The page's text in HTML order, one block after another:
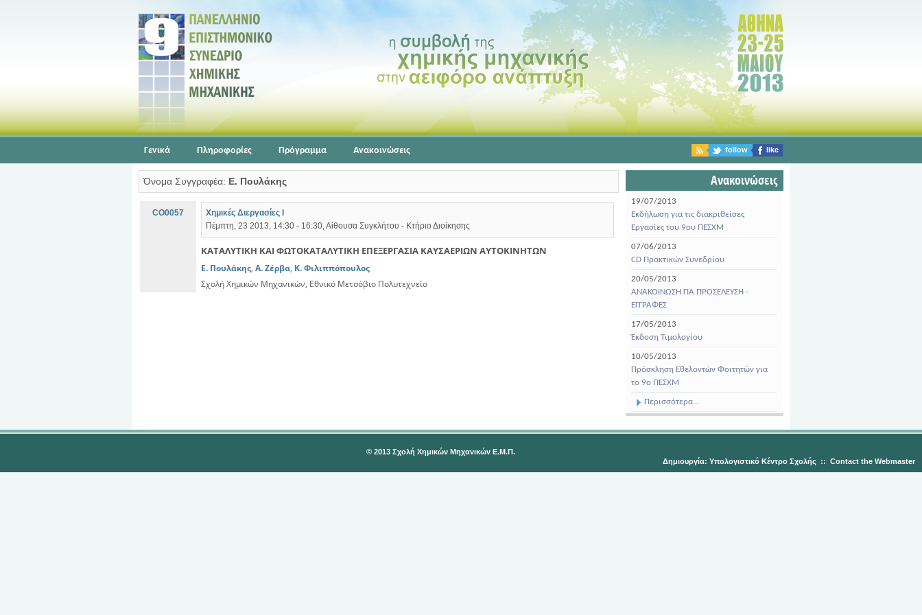
Γενικά Πληροφορίες Πρόγραμμα Ανακοινώσεις follow like
Όνομα Συγγραφέα: Ε. Πουλάκης
CO0057
Χημικές Διεργασίες Ι
Πέμπτη, 23 2013, 14:30 - 16:30, Αίθουσα Συγκλήτου - Κτήριο Διοίκησης
ΚΑΤΑΛΥΤΙΚΗ ΚΑΙ ΦΩΤΟΚΑΤΑΛΥΤΙΚΗ ΕΠΕΞΕΡΓΑΣΙΑ ΚΑΥΣΑΕΡΙΩΝ ΑΥΤΟΚΙΝΗΤΩΝ
Ε. Πουλάκης, Α. Ζέρβα, Κ. Φιλιππόπουλος
Σχολή Χημικών Μηχανικών, Εθνικό Μετσόβιο Πολυτεχνείο
Ανακοινώσεις
19/07/2013
Εκδήλωση για τις διακριθείσες
Εργασίες του 9ου ΠΕΣΧΜ
07/06/2013
CD Πρακτικών Συνεδρίου
20/05/2013
ΑΝΑΚΟΙΝΩΣΗ ΓΙΑ ΠΡΟΣΕΛΕΥΣΗ -
ΕΓΓΡΑΦΕΣ
17/05/2013
Έκδοση Τιμολογίου
10/05/2013
Πρόσκληση Εθελοντών Φοιτητών για
το 9ο ΠΕΣΧΜ
Περισσότερα...
© 2013 Σχολή Χημικών Μηχανικών Ε.Μ.Π.
Δημιουργία: Υπολογιστικό Κέντρο Σχολής :: Contact the Webmaster